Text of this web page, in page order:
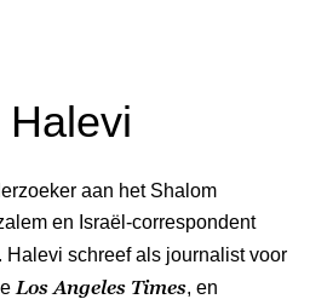
aan het Shalom
en Israël-correspondent
. Halevi schreef als journalist voor
Los Angeles Times, en